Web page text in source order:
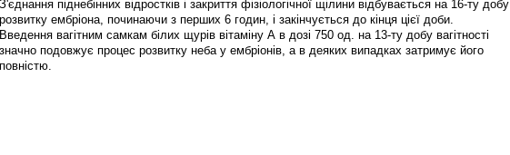
З'єднання піднебінних відростків і закриття фізіологічної щілини відбувається на 16-ту добу
розвитку ембріона, починаючи з перших 6 годин, і закінчується до кінця цієї доби.
Введення вагітним самкам білих щурів вітаміну А в дозі 750 од. на 13-ту добу вагітності
значно подовжує процес розвитку неба у ембріонів, а в деяких випадках затримує його
повністю.